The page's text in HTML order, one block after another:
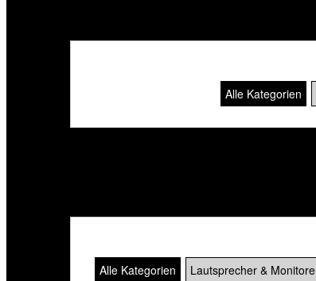
Alle Kategorien
Alle Kategorien Lautsprecher & Monitore